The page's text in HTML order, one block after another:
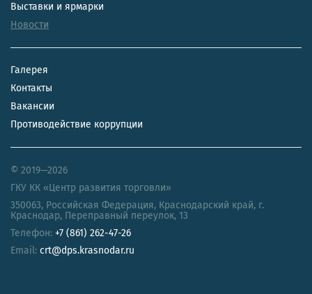
Выставки и ярмарки
Новости
Галерея
Контакты
Вакансии
Противодействие коррупции
© 2019—2026
ГКУ КК «Центр развития торговли»
350063, Российская Федерация, Краснодарский край, г.
Краснодар, Переправный переулок, 13
Телефон: +7 (861) 262-47-26
Email: crt@dps.krasnodar.ru